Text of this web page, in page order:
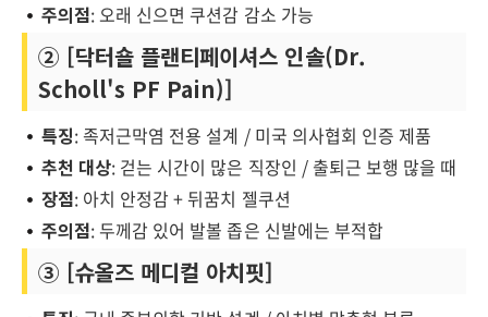
주의점: 오래 신으면 쿠션감 감소 가능
② [닥터숄 플랜티페이셔스 인솔(Dr.
Scholl's PF Pain)]
특징: 족저근막염 전용 설계 / 미국 의사협회 인증 제품
추천 대상: 걷는 시간이 많은 직장인 / 출퇴근 보행 많을 때
장점: 아치 안정감 + 뒤꿈치 젤쿠션
주의점: 두께감 있어 발볼 좁은 신발에는 부적합
③ [슈올즈 메디컬 아치핏]